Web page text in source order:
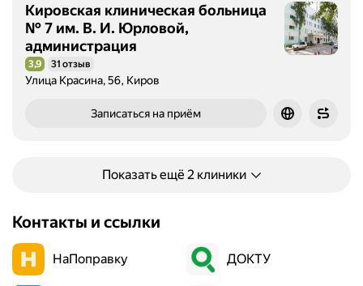
Кировская клиническая больница
№ 7 им. В. И. Юрловой,
администрация
Рейтинг 3,9 из 5
3,9 31 отзыв
Улица Красина, 56, Киров
Записаться на приём
Показать ещё 2 клиники
Контакты и ссылки
НаПоправку ДОКТУ